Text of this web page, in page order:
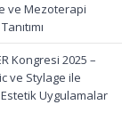
ve Mezoterapi
Kongresi 2025 –
ve Stylage ile
Uygulamalar